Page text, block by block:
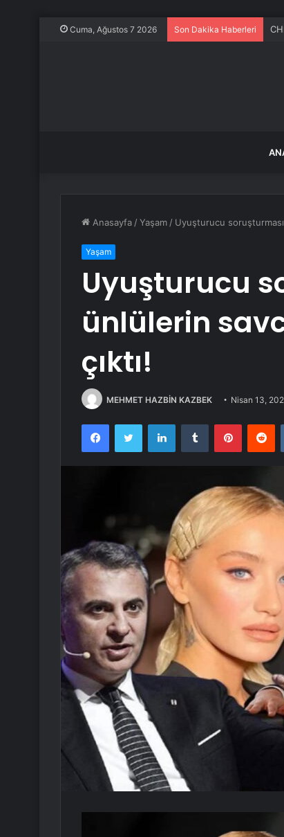
Cuma, Ağustos 7 2026 Son Dakika Haberleri
Anasayfa /Yaşam / Uyuşturucu
Yaşam
Uyuşturucu
ünlülerin
çıktı!
MEHMET HAZBİN KAZBEK Nisan 13,
FacebookTwitter LinkedInTumblr Pinterest